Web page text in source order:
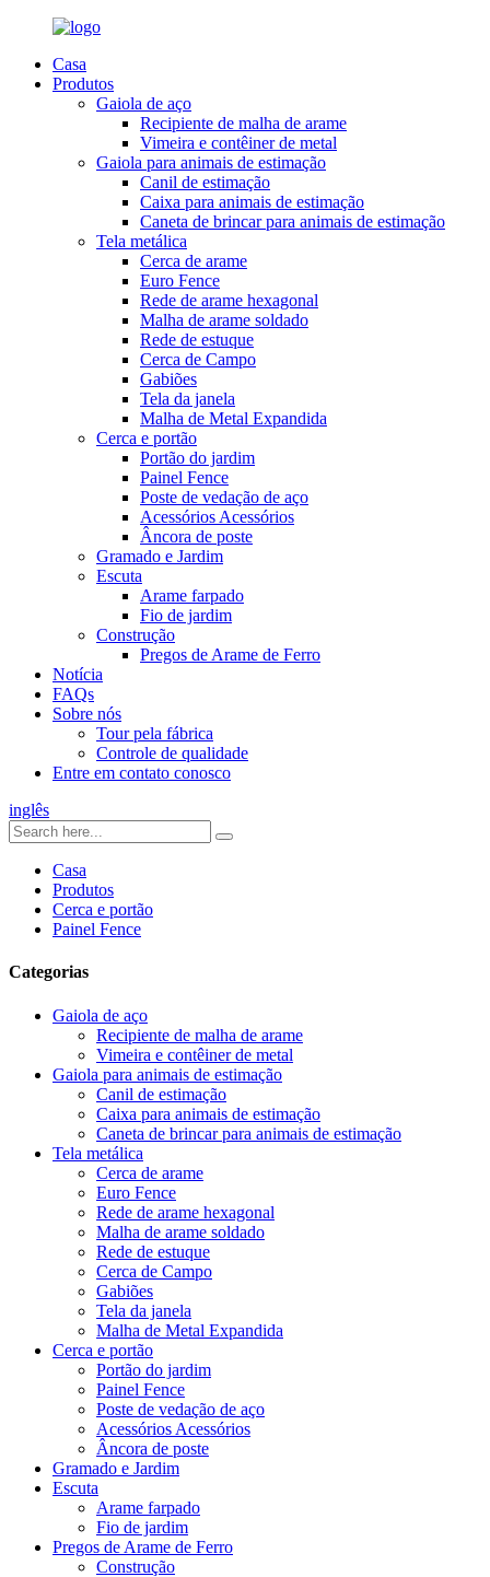
Casa
Produtos
Gaiola de aço
Recipiente de malha de arame
Vimeira e contêiner de metal
Gaiola para animais de estimação
Canil de estimação
Caixa para animais de estimação
Caneta de brincar para animais de estimação
Tela metálica
Cerca de arame
Euro Fence
Rede de arame hexagonal
Malha de arame soldado
Rede de estuque
Cerca de Campo
Gabiões
Tela da janela
Malha de Metal Expandida
Cerca e portão
Portão do jardim
Painel Fence
Poste de vedação de aço
Acessórios Acessórios
Âncora de poste
Gramado e Jardim
Escuta
Arame farpado
Fio de jardim
Construção
Pregos de Arame de Ferro
Notícia
FAQs
Sobre nós
Tour pela fábrica
Controle de qualidade
Entre em contato conosco
inglês
Casa
Produtos
Cerca e portão
Painel Fence
Categorias
Gaiola de aço
Recipiente de malha de arame
Vimeira e contêiner de metal
Gaiola para animais de estimação
Canil de estimação
Caixa para animais de estimação
Caneta de brincar para animais de estimação
Tela metálica
Cerca de arame
Euro Fence
Rede de arame hexagonal
Malha de arame soldado
Rede de estuque
Cerca de Campo
Gabiões
Tela da janela
Malha de Metal Expandida
Cerca e portão
Portão do jardim
Painel Fence
Poste de vedação de aço
Acessórios Acessórios
Âncora de poste
Gramado e Jardim
Escuta
Arame farpado
Fio de jardim
Pregos de Arame de Ferro
Construção